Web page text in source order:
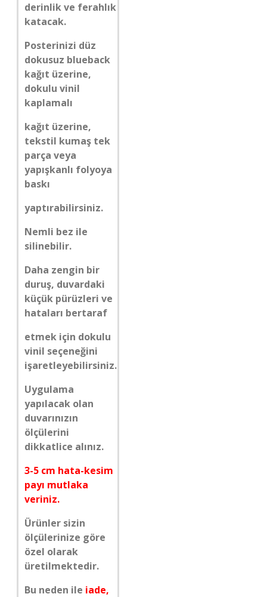
derinlik ve ferahlık
katacak.
Posterinizi düz
dokusuz blueback
kağıt üzerine,
dokulu vinil
kaplamalı
kağıt üzerine,
tekstil kumaş tek
parça veya
yapışkanlı folyoya
baskı
yaptırabilirsiniz.
Nemli bez ile
silinebilir.
Daha zengin bir
duruş, duvardaki
küçük pürüzleri ve
hataları bertaraf
etmek için dokulu
vinil seçeneğini
işaretleyebilirsiniz.
Uygulama
yapılacak olan
duvarınızın
ölçülerini
dikkatlice alınız.
3-5 cm hata-kesim
payı mutlaka
veriniz.
Ürünler sizin
ölçülerinize göre
özel olarak
üretilmektedir.
Bu neden ile iade,